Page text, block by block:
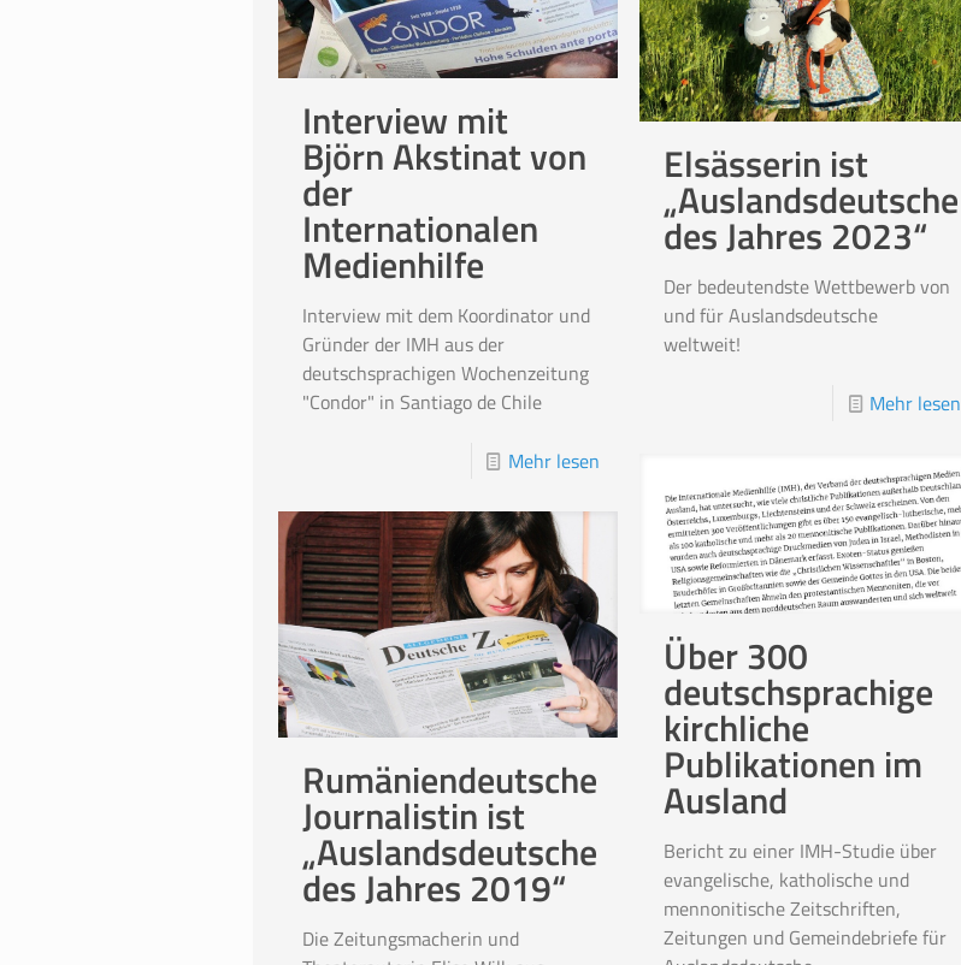
Interview mit
Björn Akstinat von
der
Internationalen
Medienhilfe
Interview mit dem Koordinator und
Gründer der IMH aus der
deutschsprachigen Wochenzeitung
"Condor" in Santiago de Chile
Mehr lesen
Elsässerin ist
„Auslandsdeutsche
des Jahres 2023“
Der bedeutendste Wettbewerb von
und für Auslandsdeutsche
weltweit!
Mehr lesen
Über 300
deutschsprachige
kirchliche
Publikationen im
Ausland
Bericht zu einer IMH-Studie über
evangelische, katholische und
mennonitische Zeitschriften,
Zeitungen und Gemeindebriefe für
Rumäniendeutsche
Journalistin ist
„Auslandsdeutsche
des Jahres 2019“
Die Zeitungsmacherin und